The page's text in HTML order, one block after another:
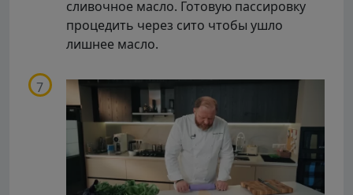
сливочное масло. Готовую пассировку
процедить через сито чтобы ушло
лишнее масло.